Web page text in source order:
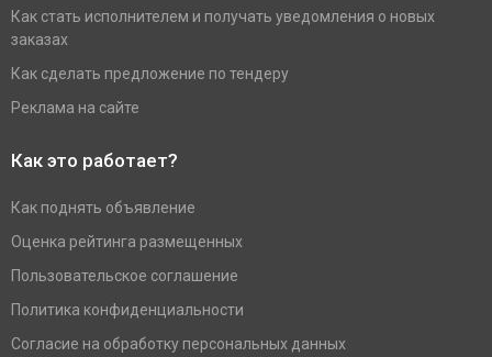
Как стать исполнителем и получать уведомления о новых
заказах
Как сделать предложение по тендеру
Реклама на сайте
Как это работает?
Как поднять объявление
Оценка рейтинга размещенных
Пользовательское соглашение
Политика конфиденциальности
Согласие на обработку персональных данных